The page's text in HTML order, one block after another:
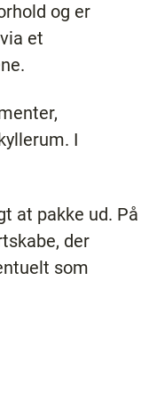
og er
et
I
at pakke ud. På
der
som